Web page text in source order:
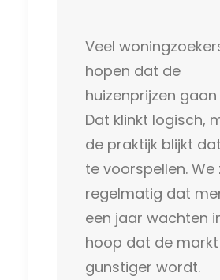
Veel
hopen dat de
huizenprijzen
Dat klinkt logisch,
de praktijk blijkt
te voorspellen. We
regelmatig dat
een jaar wachten
hoop dat de markt
gunstiger wordt.